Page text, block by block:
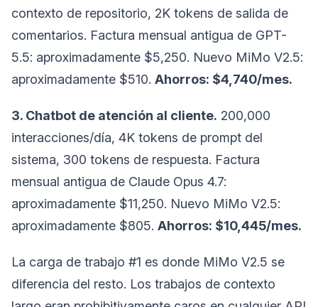
contexto de repositorio, 2K tokens de salida de
comentarios. Factura mensual antigua de GPT-
5.5: aproximadamente $5,250. Nuevo MiMo V2.5:
aproximadamente $510. Ahorros: $4,740/mes.
3. Chatbot de atención al cliente. 200,000
interacciones/día, 4K tokens de prompt del
sistema, 300 tokens de respuesta. Factura
mensual antigua de Claude Opus 4.7:
aproximadamente $11,250. Nuevo MiMo V2.5:
aproximadamente $805. Ahorros: $10,445/mes.
La carga de trabajo #1 es donde MiMo V2.5 se
diferencia del resto. Los trabajos de contexto